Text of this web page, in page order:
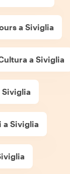
a Siviglia
a Siviglia
a Siviglia